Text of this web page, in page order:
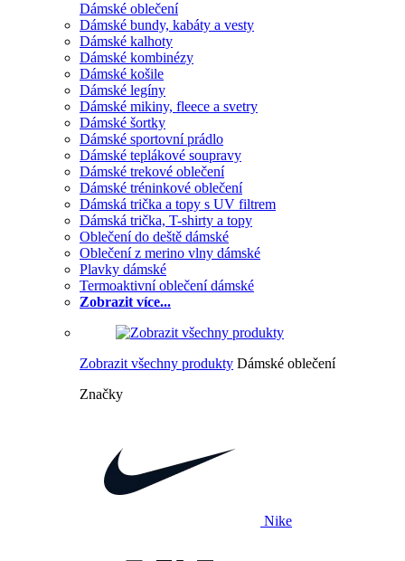
Dámské oblečení
Dámské bundy, kabáty a vesty
Dámské kalhoty
Dámské kombinézy
Dámské košile
Dámské legíny
Dámské mikiny, fleece a svetry
Dámské šortky
Dámské sportovní prádlo
Dámské teplákové soupravy
Dámské trekové oblečení
Dámské tréninkové oblečení
Dámská trička a topy s UV filtrem
Dámská trička, T-shirty a topy
Oblečení do deště dámské
Oblečení z merino vlny dámské
Plavky dámské
Termoaktivní oblečení dámské
Zobrazit více...
Zobrazit všechny produkty Dámské oblečení
Značky
Nike